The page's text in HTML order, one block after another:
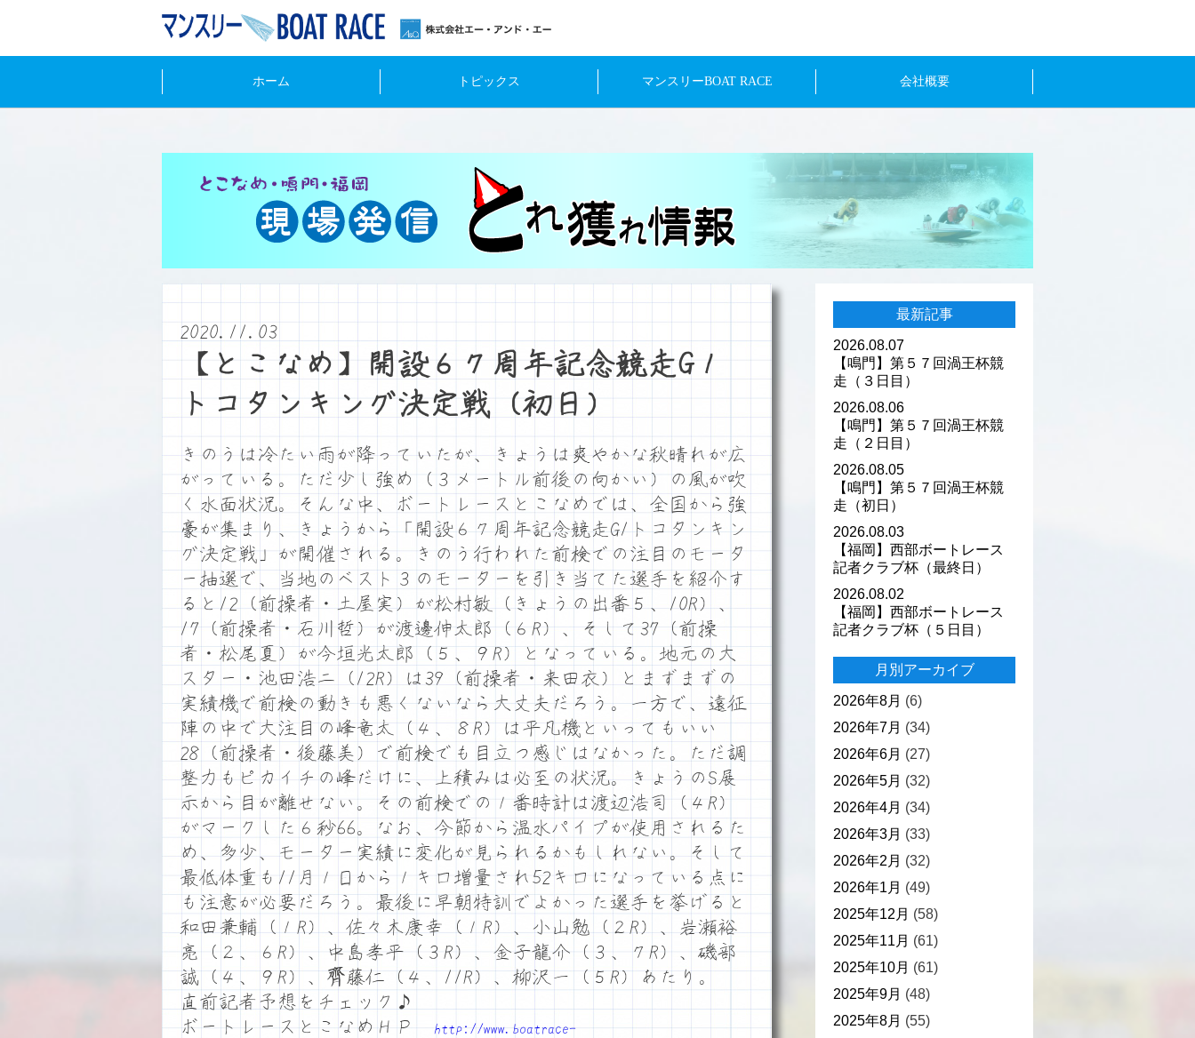
ホーム トピックス マンスリーBOAT RACE 会社概要
2020.11.03
【とこなめ】開設６７周年記念競走G１
トコタンキング決定戦（初日）
きのうは冷たい雨が降っていたが、きょうは爽やかな秋晴れが広
がっている。ただ少し強め（３メートル前後の向かい）の風が吹
く水面状況。そんな中、ボートレースとこなめでは、全国から強
豪が集まり、きょうから「開設６７周年記念競走G1トコタンキン
グ決定戦」が開催される。きのう行われた前検での注目のモータ
ー抽選で、当地のベスト３のモーターを引き当てた選手を紹介す
ると12（前操者・土屋実）が松村敏（きょうの出番５、10R）、
17（前操者・石川哲）が渡邊伸太郎（６R）、そして37（前操
者・松尾夏）が今垣光太郎（５、９R）となっている。地元の大
スター・池田浩二（12R）は39（前操者・来田衣）とまずまずの
実績機で前検の動きも悪くないなら大丈夫だろう。一方で、遠征
陣の中で大注目の峰竜太（４、８R）は平凡機といってもいい
28（前操者・後藤美）で前検でも目立つ感じはなかった。ただ調
整力もピカイチの峰だけに、上積みは必至の状況。きょうのS展
示から目が離せない。その前検での１番時計は渡辺浩司（４R）
がマークした６秒66。なお、今節から温水パイプが使用されるた
め、多少、モーター実績に変化が見られるかもしれない。そして
最低体重も11月１日から１キロ増量され52キロになっている点に
も注意が必要だろう。最後に早朝特訓でよかった選手を挙げると
和田兼輔（１R）、佐々木康幸（１R）、小山勉（２R）、岩瀬裕
亮（２、６R）、中島孝平（３R）、金子龍介（３、７R）、磯部
誠（４、９R）、齊藤仁（４、11R）、柳沢一（５R）あたり。
直前記者予想をチェック♪
ボートレースとこなめＨＰ
http://www.boatrace-
最新記事
2026.08.07
【鳴門】第５７回渦王杯競
走（３日目）
2026.08.06
【鳴門】第５７回渦王杯競
走（２日目）
2026.08.05
【鳴門】第５７回渦王杯競
走（初日）
2026.08.03
【福岡】西部ボートレース
記者クラブ杯（最終日）
2026.08.02
【福岡】西部ボートレース
記者クラブ杯（５日目）
月別アーカイブ
2026年8月 (6)
2026年7月 (34)
2026年6月 (27)
2026年5月 (32)
2026年4月 (34)
2026年3月 (33)
2026年2月 (32)
2026年1月 (49)
2025年12月 (58)
2025年11月 (61)
2025年10月 (61)
2025年9月 (48)
2025年8月 (55)